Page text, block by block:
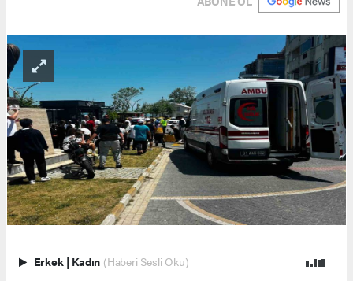
Erkek | Kadın (Haberi Sesli Oku)